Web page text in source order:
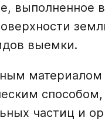
выполненное в
выемки.
способом,
частиц и